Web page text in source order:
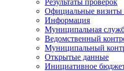
Результаты проверок
Официальные визиты
Информация
Муниципальная
Ведомственный
Муниципальный
Открытые данные
Инициативное